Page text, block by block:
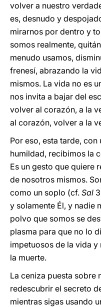
volver a nuestro
es, desnudo y
mirarnos por dentro y
somos realmente,
menudo usamos,
frenesí, abrazando la
mismos. La vida no es
nos invita a bajar del
volver al corazón, a la
al corazón, volver a la
Por eso, esta tarde,
humildad, recibimos la
Es un gesto que quiere
de nosotros mismos.
como un soplo (cf. Sal
y solamente Él, y nadie
polvo que somos se
plasma para que no lo
impetuosos de la vida y
la muerte.
La ceniza puesta sobre
redescubrir el secreto
mientras sigas usando